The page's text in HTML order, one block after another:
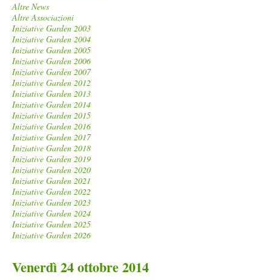
Altre News
Altre Associazioni
Iniziative Garden 2003
Iniziative Garden 2004
Iniziative Garden 2005
Iniziative Garden 2006
Iniziative Garden 2007
Iniziative Garden 2012
Iniziative Garden 2013
Iniziative Garden 2014
Iniziative Garden 2015
Iniziative Garden 2016
Iniziative Garden 2017
Iniziative Garden 2018
Iniziative Garden 2019
Iniziative Garden 2020
Iniziative Garden 2021
Iniziative Garden 2022
Iniziative Garden 2023
Iniziative Garden 2024
Iniziative Garden 2025
Iniziative Garden 2026
Venerdì 24 ottobre 2014